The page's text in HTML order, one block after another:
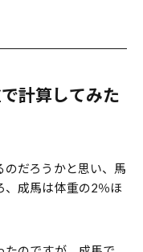
計算してみた
のだろうかと思い、馬
、成馬は体重の2％ほ